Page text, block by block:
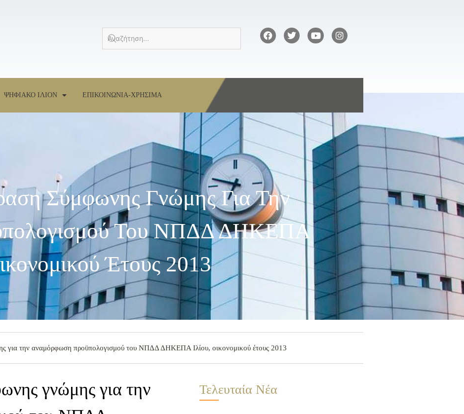
ΨΗΦΙΑΚΟ ΙΛΙΟΝ ΕΠΙΚΟΙΝΩΝΙΑ-ΧΡΗΣΙΜΑ
Σύμφωνης Γνώμης Για Την
Του ΝΠΔΔ ΔΗΚΕΠΑ
Έτους 2013
για την αναμόρφωση προϋπολογισμού του ΝΠΔΔ ΔΗΚΕΠΑ Ιλίου, οικονομικού έτους 2013
γνώμης για την
Τελευταία Νέα